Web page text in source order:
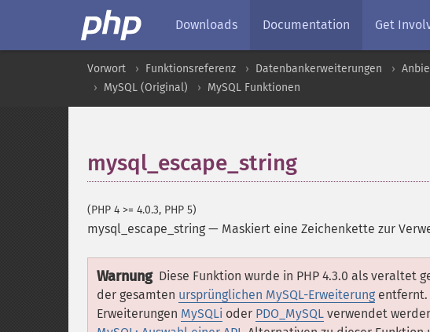
Downloads Documentation Get
Vorwort Funktionsreferenz Datenbankerweiterungen
MySQL (Original)
MySQL Funktionen
mysql_escape_string
(PHP 4 >= 4.0.3, PHP 5)
mysql_escape_string — Maskiert eine Zeichenkette zur
Warnung Diese Funktion wurde in PHP 4.3.0 als veraltet
der gesamten ursprünglichen MySQL-Erweiterung
Erweiterungen MySQLi oder PDO_MySQL verwendet